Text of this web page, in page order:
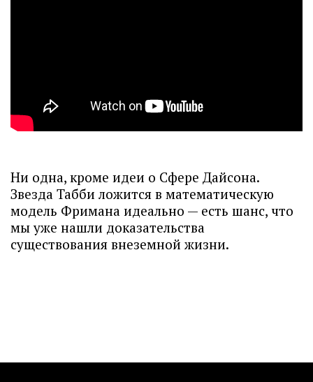
Ни одна, кроме идеи о Сфере Дайсона.
Звезда Табби ложится в математическую
модель Фримана идеально — есть шанс, что
мы уже нашли доказательства
существования внеземной жизни.